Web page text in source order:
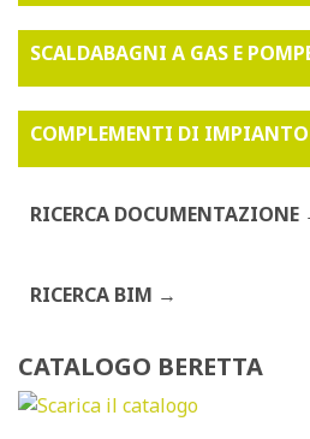
SCALDABAGNI A GAS E
COMPLEMENTI DI IMPIANTO
RICERCA DOCUMENTAZIONE
RICERCA BIM
CATALOGO BERETTA